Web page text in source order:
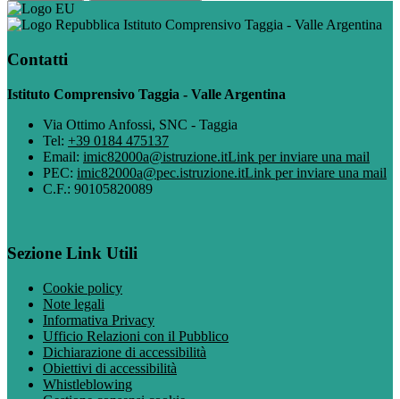
Istituto Comprensivo Taggia - Valle Argentina
Contatti
Istituto Comprensivo Taggia - Valle Argentina
Via Ottimo Anfossi, SNC - Taggia
Tel: +39 0184 475137
Email: imic82000a@istruzione.itLink per inviare una mail
PEC: imic82000a@pec.istruzione.itLink per inviare una mail
C.F.: 90105820089
Sezione Link Utili
Cookie policy
Note legali
Informativa Privacy
Ufficio Relazioni con il Pubblico
Dichiarazione di accessibilità
Obiettivi di accessibilità
Whistleblowing